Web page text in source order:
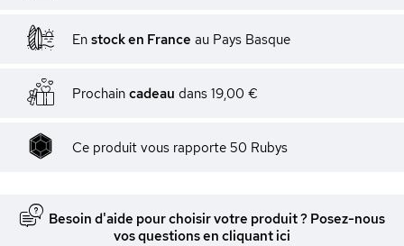
En stock en France au Pays Basque
Prochain cadeau dans 19,00 €
Ce produit vous rapporte 50 Rubys
Besoin d'aide pour choisir votre produit ? Posez-nous
vos questions en cliquant ici